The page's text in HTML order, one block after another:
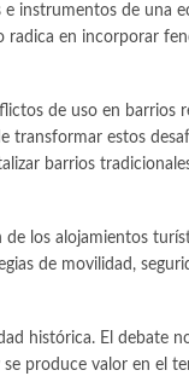
instrumentos de una
en incorporar
de uso en
transformar estos
barrios
los alojamientos
de movilidad,
histórica. El debate
produce valor en el